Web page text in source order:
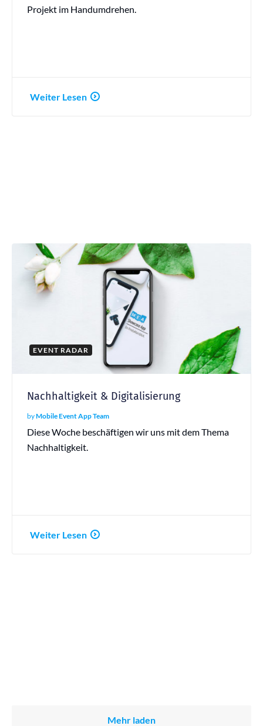
Projekt im Handumdrehen.
Weiter Lesen
EVENT RADAR
Nachhaltigkeit & Digitalisierung
byMobile Event App Team
Diese Woche beschäftigen wir uns mit dem Thema
Nachhaltigkeit.
Weiter Lesen
Mehr laden